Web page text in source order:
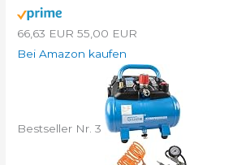
66,63 EUR 55,00 EUR
Bei Amazon kaufen
Bestseller Nr. 3